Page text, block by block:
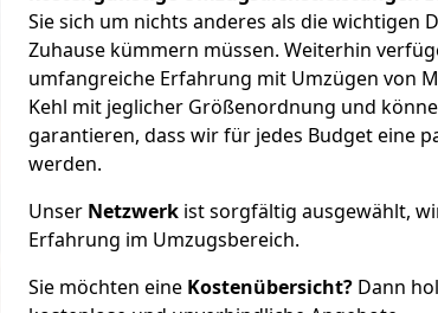
Sie sich um nichts anderes als die wichtigen
Zuhause kümmern müssen. Weiterhin
umfangreiche Erfahrung mit Umzügen von
Kehl mit jeglicher Größenordnung und
garantieren, dass wir für jedes Budget eine
werden.
Unser Netzwerk ist sorgfältig ausgewählt,
Erfahrung im Umzugsbereich.
Sie möchten eine Kostenübersicht? Dann